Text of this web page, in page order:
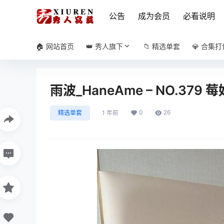
公告 成为会员 必看说明
🏠 网站首页 👑 秀人旗下 📁 精选单套 💎 合集打
雨波_HaneAme – NO.379
精选单套 1 年前 0 26